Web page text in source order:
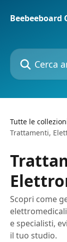
Beebeeboard
Cerca articoli…
Tutte le
Trattamenti,
Scopri come
e specialisti,
il tuo studio.